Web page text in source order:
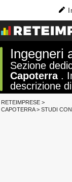
Ingegneri
Sezione
Capoterra.
descrizione
RETEIMPRESE >
CAPOTERRA> STUDI